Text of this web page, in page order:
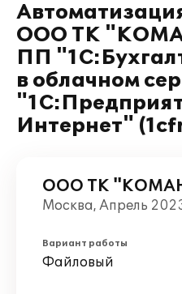
ООО ТК
ПП
в облачном
Интернет"
ООО ТК
Москва, Апрель
Вариант работы
Файловый